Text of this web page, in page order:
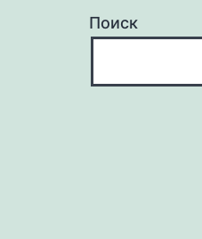
Поиск